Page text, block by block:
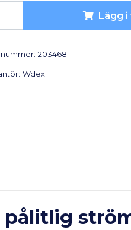
Lägg
203468
Wdex
pålitlig